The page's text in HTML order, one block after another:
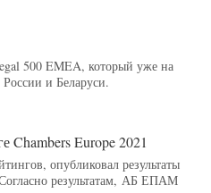
500 EMEA, который уже на
и Беларуси.
Europe 2021
опубликовал результаты
результатам, АБ ЕПАМ